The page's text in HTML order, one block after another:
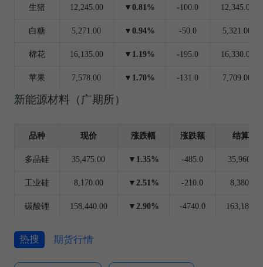
生猪 12,245.00 ▼0.81% -100.0 12,345.00
白糖 5,271.00 ▼0.94% -50.0 5,321.00
棉花 16,135.00 ▼1.19% -195.0 16,330.00
苹果 7,578.00 ▼1.70% -131.0 7,709.00
新能源材料（广期所）
品种 现价 涨跌幅 涨跌额 结算价
多晶硅 35,475.00 ▼1.35% -485.0 35,960.00
工业硅 8,170.00 ▼2.51% -210.0 8,380.00
碳酸锂 158,440.00 ▼2.90% -4740.0 163,180.00
热搜 期货行情